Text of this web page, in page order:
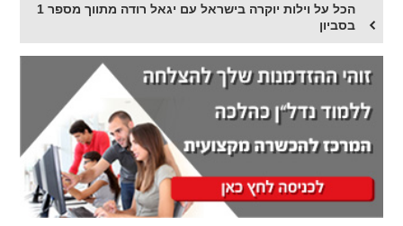
הכל על וילות יוקרה בישראל עם יגאל רודה מתווך מספר 1
בסביון